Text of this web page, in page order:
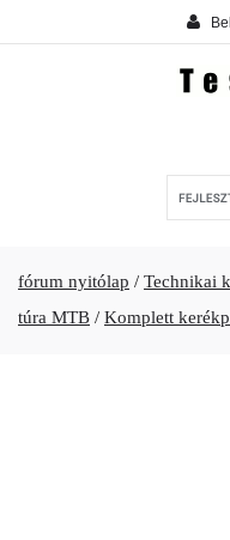
fórum nyitólap / Technikai
túra MTB / Komplett